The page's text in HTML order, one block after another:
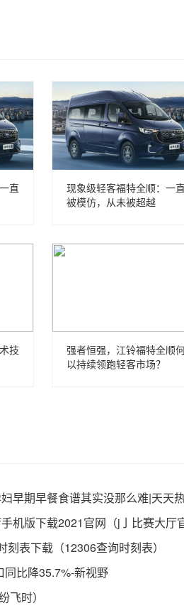
直
现象级轻客福特全顺：一直
被模仿，从未被超越
技
强者恒强，江铃福特全顺
以持续领跑轻客市场？
早期早餐食谱其实没那么难|天天
机版下载2021官网（j亅比赛大厅
表下载（12306查询时刻表）
比降35.7%-新视野
飞时）